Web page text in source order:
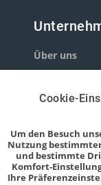
Über uns
Kontakt
Cookie-
Um den Besuch
Nutzung
und bestimmte
Komfort-
Ihre